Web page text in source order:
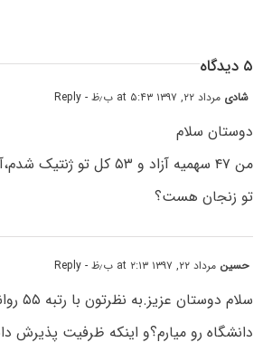
۵ دیدگاه
شادی مرداد ۲۲, ۱۳۹۷ at ۵:۴۳ ب٫ظ - Reply
دوستان سلام
من ۴۷ سهمیه آزاد و ۵۳ کل تو
تو زنجان هست؟
حسین مرداد ۲۲, ۱۳۹۷ at ۲:۱۳ ب٫ظ - Reply
سلام
دانشگاه رو میارم؟و اینکه ظرفیت پذیرش